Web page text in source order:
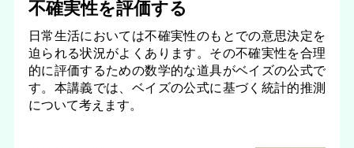
不確実性を評価する
日常生活においては不確実性のもとでの意思決定を
迫られる状況がよくあります。その不確実性を合理
的に評価するための数学的な道具がベイズの公式で
す。本講義では、ベイズの公式に基づく統計的推測
について考えます。